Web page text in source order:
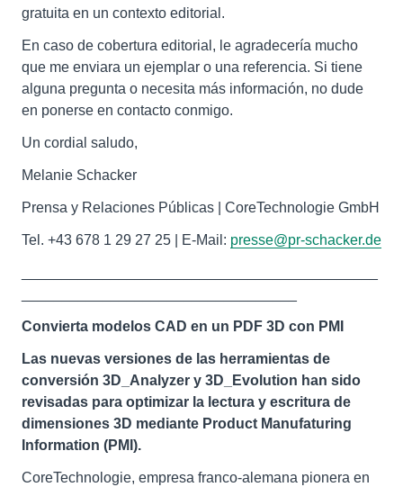
gratuita en un contexto editorial.
En caso de cobertura editorial, le agradecería mucho
que me enviara un ejemplar o una referencia. Si tiene
alguna pregunta o necesita más información, no dude
en ponerse en contacto conmigo.
Un cordial saludo,
Melanie Schacker
Prensa y Relaciones Públicas | CoreTechnologie GmbH
Tel. +43 678 1 29 27 25 | E-Mail: presse@pr-schacker.de
Convierta modelos CAD en un PDF 3D con PMI
Las nuevas versiones de las herramientas de
conversión 3D_Analyzer y 3D_Evolution han sido
revisadas para optimizar la lectura y escritura de
dimensiones 3D mediante Product Manufaturing
Information (PMI).
CoreTechnologie, empresa franco-alemana pionera en